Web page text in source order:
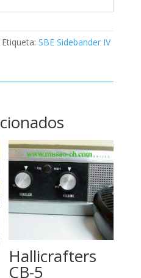
Etiqueta: SBE Sidebander IV
Hallicrafters
CB-5